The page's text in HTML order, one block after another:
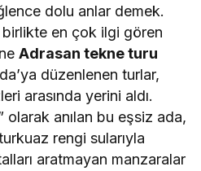
dolu anlar demek.
birlikte en çok ilgi gören
Adrasan tekne turu
düzenlenen turlar,
arasında yerini aldı.
olarak anılan bu eşsiz ada,
rengi sularıyla
aratmayan manzaralar